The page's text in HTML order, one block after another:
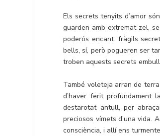
Els secrets tenyits d’amor
guarden amb extremat zel,
poderós encant: fràgils
bells, sí, però pogueren ser
troben aquests secrets
També voleteja arran de
d’haver ferit profundament
destarotat antull, per
preciosos vímets d’una vida.
consciència, i allí ens